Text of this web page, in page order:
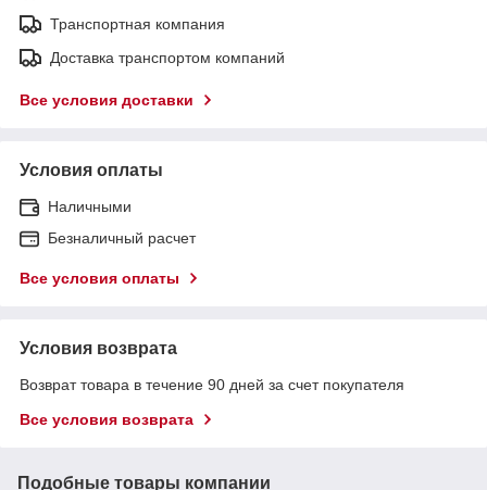
Транспортная компания
Доставка транспортом компаний
Все условия доставки
Условия оплаты
Наличными
Безналичный расчет
Все условия оплаты
Условия возврата
Возврат товара в течение 90 дней за счет покупателя
Все условия возврата
Подобные товары компании